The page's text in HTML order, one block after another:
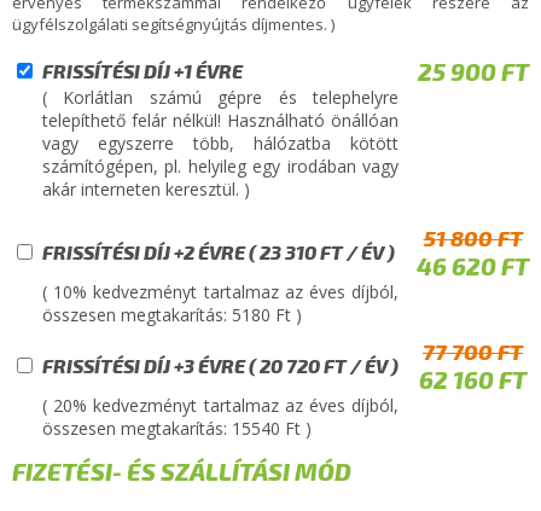
ügyfélszolgálati segítségnyújtás díjmentes. )
FRISSÍTÉSI DÍJ +1 ÉVRE 25 900 FT
( Korlátlan számú gépre és telephelyre
telepíthető felár nélkül! Használható önállóan
vagy egyszerre több, hálózatba kötött
számítógépen, pl. helyileg egy irodában vagy
akár interneten keresztül. )
FRISSÍTÉSI DÍJ +2 ÉVRE ( 23 310 FT / ÉV )
51 800 FT
46 620 FT
( 10% kedvezményt tartalmaz az éves díjból,
összesen megtakarítás: 5180 Ft )
FRISSÍTÉSI DÍJ +3 ÉVRE ( 20 720 FT / ÉV )
77 700 FT
62 160 FT
( 20% kedvezményt tartalmaz az éves díjból,
összesen megtakarítás: 15540 Ft )
FIZETÉSI- ÉS SZÁLLÍTÁSI MÓD